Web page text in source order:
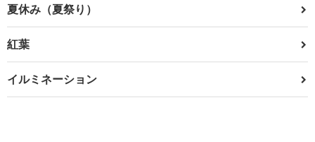
夏休み（夏祭り）
紅葉
イルミネーション